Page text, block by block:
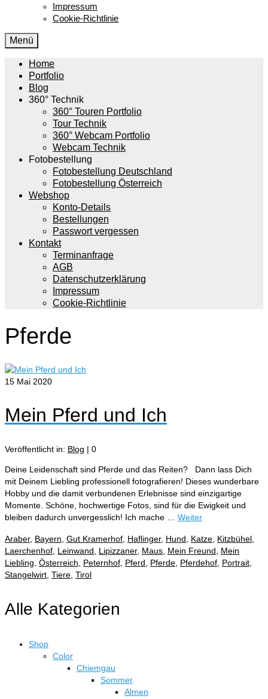
Impressum
Cookie-Richtlinie
Menü
Home
Portfolio
Blog
360° Technik
360° Touren Portfolio
Tour Technik
360° Webcam Portfolio
Webcam Technik
Fotobestellung
Fotobestellung Deutschland
Fotobestellung Österreich
Webshop
Konto-Details
Bestellungen
Passwort vergessen
Kontakt
Terminanfrage
AGB
Datenschutzerklärung
Impressum
Cookie-Richtlinie
Pferde
15 Mai 2020
Mein Pferd und Ich
Veröffentlicht in: Blog | 0
Deine Leidenschaft sind Pferde und das Reiten? Dann lass Dich
mit Deinem Liebling professionell fotografieren! Dieses wunderbare
Hobby und die damit verbundenen Erlebnisse sind einzigartige
Momente. Schöne, hochwertige Fotos, sind für die Ewigkeit und
bleiben dadurch unvergesslich! Ich mache … Weiter
Araber, Bayern Gut Kramerhof Haflinger, Hund Katze Kitzbühel
Laerchenhof Leinwand Lipizzaner, Maus Mein Freund
Mein
Liebling Österreich Peternhof Pferd Pferde Pferdehof Portrait
Stangelwirt Tiere Tirol
Alle Kategorien
Shop
Color
Chiemgau
Sommer
Almen